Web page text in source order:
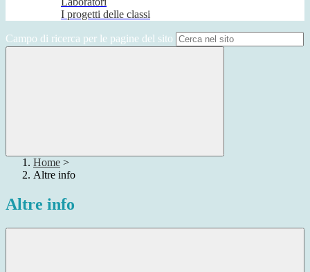
I progetti delle classi
Campo di ricerca per le pagine del sito
Home >
Altre info
Altre info